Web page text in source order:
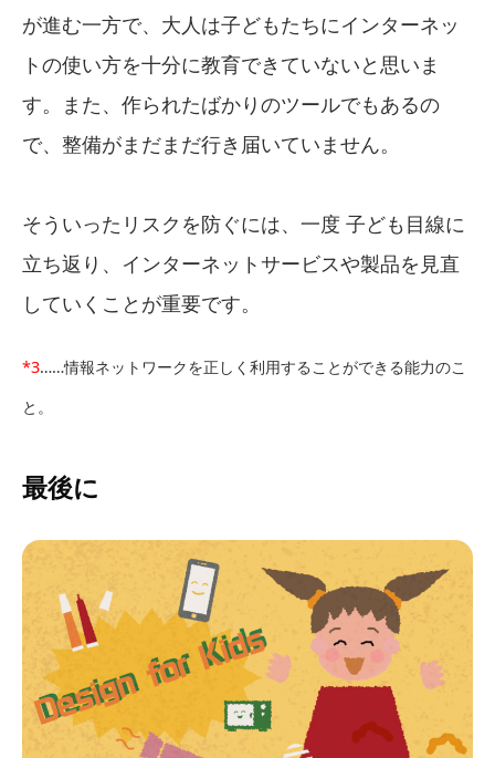
が進む一方で、大人は子どもたちにインターネッ
トの使い方を十分に教育できていないと思いま
す。また、作られたばかりのツールでもあるの
で、整備がまだまだ行き届いていません。
そういったリスクを防ぐには、一度 子ども目線に
立ち返り、インターネットサービスや製品を見直
していくことが重要です。
*3……情報ネットワークを正しく利用することができる能力のこ
と。
最後に